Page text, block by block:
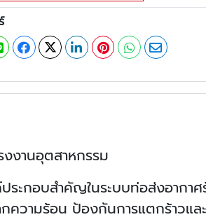
งานอุตสาหกรรม
ะกอบสำคัญในระบบท่อส่งอากา
ความร้อน ป้องกันการแตกร้าวแ